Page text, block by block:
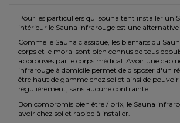
Pour les particuliers qui souhaitent installer un
intérieur le Sauna infrarouge est une alternative
Comme le Sauna classique, les bienfaits du
corps et le moral sont bien connus de tous
approuvés par le corps médical. Avoir une
infrarouge à domicile permet de disposer d'un
être haut de gamme chez soi et ainsi de
régulièrement, sans aucune contrainte.
Bon compromis bien être / prix, le Sauna
avoir chez soi et rapide à installer.